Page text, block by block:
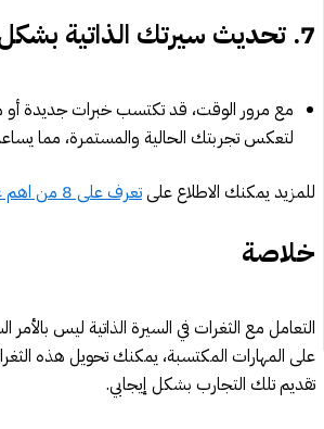
7. تحديث سيرتك الذاتية
مع مرور الوقت، قد تكتسب خبرات جديدة أو
لتعكس تجربتك الحالية والمستمرة، مما
للمزيد يمكنك الاطلاع علىتعرف على 8 من اهم عناصر السيرة الذاتية
خلاصة
التعامل مع الثغرات في السيرة الذاتية ليس
على المهارات المكتسبة، يمكنك تحويل هذه
تقديم تلك التجارب بشكل إيجابي.